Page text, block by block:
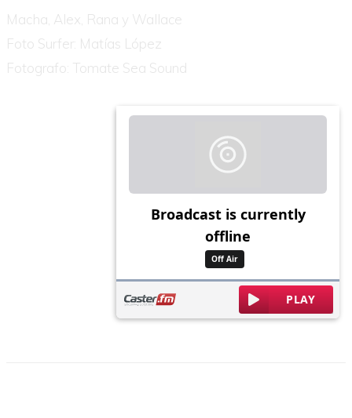
Macha, Alex, Rana y Wallace
Foto Surfer: Matías López
Fotografo: Tomate Sea Sound